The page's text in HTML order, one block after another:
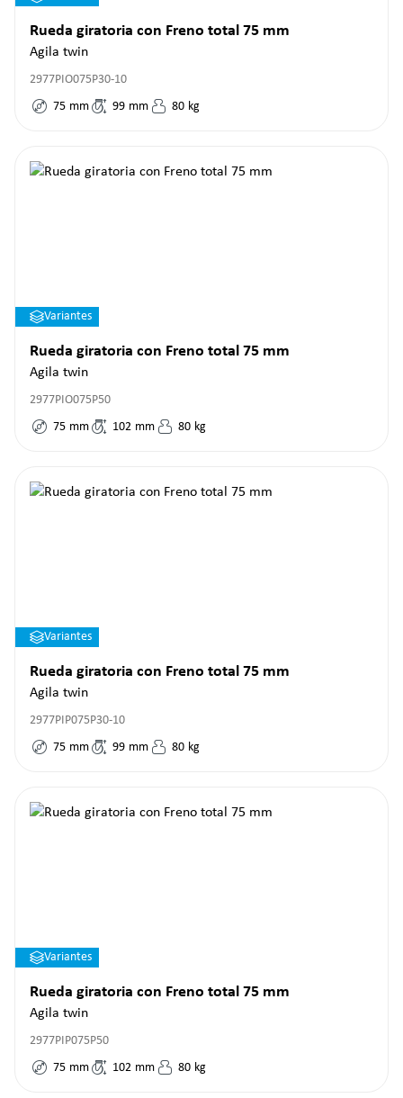
Rueda giratoria con Freno total 75 mm
Agila twin
2977PIO075P30-10
75 mm 99 mm 80 kg
Variantes
Rueda giratoria con Freno total 75 mm
Agila twin
2977PIO075P50
75 mm 102 mm 80 kg
Variantes
Rueda giratoria con Freno total 75 mm
Agila twin
2977PIP075P30-10
75 mm 99 mm 80 kg
Variantes
Rueda giratoria con Freno total 75 mm
Agila twin
2977PIP075P50
75 mm 102 mm 80 kg